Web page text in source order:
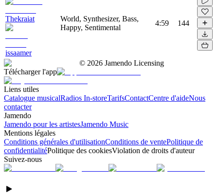
Thekraiat
issaamer
World, Synthesizer, Bass,
Happy, Sentimental
4:59 144
© 2026 Jamendo Licensing
Télécharger l'app
Liens utiles
Catalogue musicalRadios In-storeTarifsContactCentre d'aideNous
contacter
Jamendo
Jamendo pour les artistesJamendo Music
Mentions légales
Conditions générales d'utilisationConditions de ventePolitique de
confidentialitéPolitique des cookiesViolation de droits d'auteur
Suivez-nous